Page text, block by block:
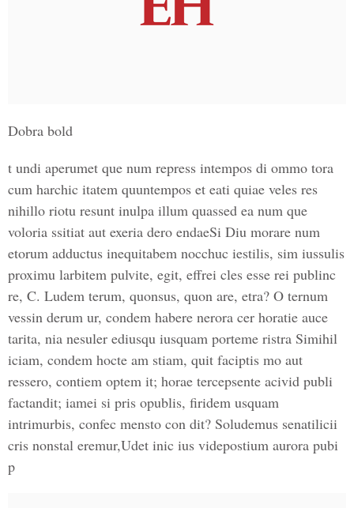
Dobra bold
t undi aperumet que num repress intempos di ommo tora
cum harchic itatem quuntempos et eati quiae veles res
nihillo riotu resunt inulpa illum quassed ea num que
voloria ssitiat aut exeria dero endaeSi Diu morare num
etorum adductus inequitabem nocchuc iestilis, sim iussulis
proximu larbitem pulvite, egit, effrei cles esse rei publinc
re, C. Ludem terum, quonsus, quon are, etra? O ternum
vessin derum ur, condem habere nerora cer horatie auce
tarita, nia nesuler ediusqu iusquam porteme ristra Simihil
iciam, condem hocte am stiam, quit faciptis mo aut
ressero, contiem optem it; horae tercepsente acivid publi
factandit; iamei si pris opublis, firidem usquam
intrimurbis, confec mensto con dit? Soludemus senatilicii
cris nonstal eremur,Udet inic ius videpostium aurora pubi
p